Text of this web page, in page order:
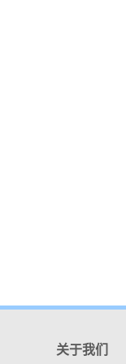
关于我们